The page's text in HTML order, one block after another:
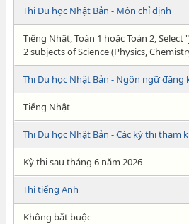
Thi Du học Nhật Bản - Môn chỉ định
Tiếng Nhật, Toán 1 hoặc Toán 2,
2 subjects of Science (Physics,
Thi Du học Nhật Bản - Ngôn ngữ đăng
Tiếng Nhật
Thi Du học Nhật Bản - Các kỳ thi tham
Kỳ thi sau tháng 6 năm 2026
Thi tiếng Anh
Không bắt buộc